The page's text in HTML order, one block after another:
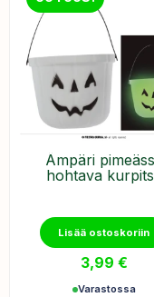
Ämpäri
hohtava
Lisää ostoskoriin
3,99 €
Varastossa